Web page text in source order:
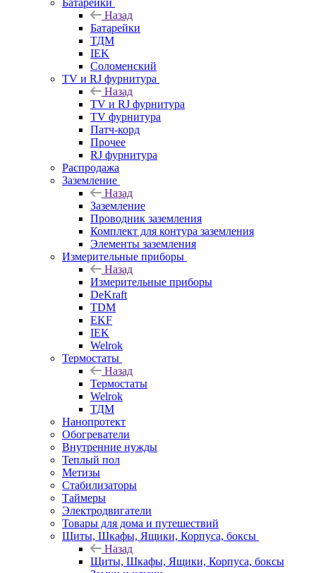
Батарейки
Назад
Батарейки
ТДМ
IEK
Соломенский
TV и RJ фурнитура
Назад
TV и RJ фурнитура
TV фурнитура
Патч-корд
Прочее
RJ фурнитура
Распродажа
Заземление
Назад
Заземление
Проводник заземления
Комплект для контура заземления
Элементы заземления
Измерительные приборы
Назад
Измерительные приборы
DeKraft
TDM
EKF
IEK
Welrok
Термостаты
Назад
Термостаты
Welrok
ТДМ
Нанопротект
Обогреватели
Внутренние нужды
Теплый пол
Метизы
Стабилизаторы
Таймеры
Электродвигатели
Товары для дома и путешествий
Щиты, Шкафы, Ящики, Корпуса, боксы
Назад
Щиты, Шкафы, Ящики, Корпуса, боксы